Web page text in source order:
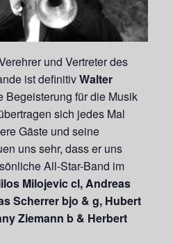
und Vertreter des
ist definitivWalter
Begeisterung für die Musik
sich jedes Mal
Gäste und seine
uns sehr, dass er uns
All-Star-Band im
Milojevic cl, Andreas
Scherrer bjo & g, Hubert
Ziemann b & Herbert